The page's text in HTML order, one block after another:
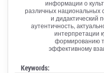
информации о
различных национальных
и дидактический
аутентичность,
интерпретации
формированию
эффективному
Keywords: